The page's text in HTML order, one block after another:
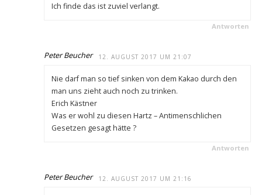
Ich finde das ist zuviel verlangt.
Antworten
Peter Beucher 12. AUGUST 2017 UM 21:07
Nie darf man so tief sinken von dem Kakao durch den
man uns zieht auch noch zu trinken.
Erich Kästner
Was er wohl zu diesen Hartz – Antimenschlichen
Gesetzen gesagt hätte ?
Antworten
Peter Beucher 12. AUGUST 2017 UM 21:16